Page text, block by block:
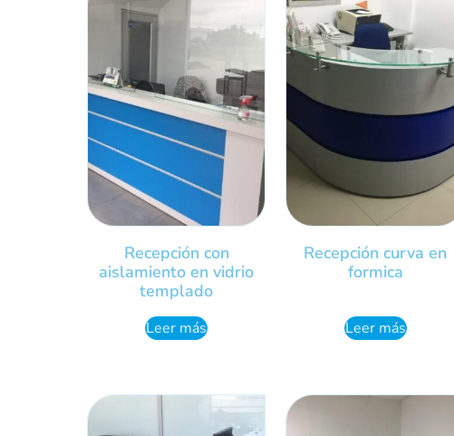
Recepción con
aislamiento en vidrio
templado
Leer más
Recepción curva en
formica
Leer más